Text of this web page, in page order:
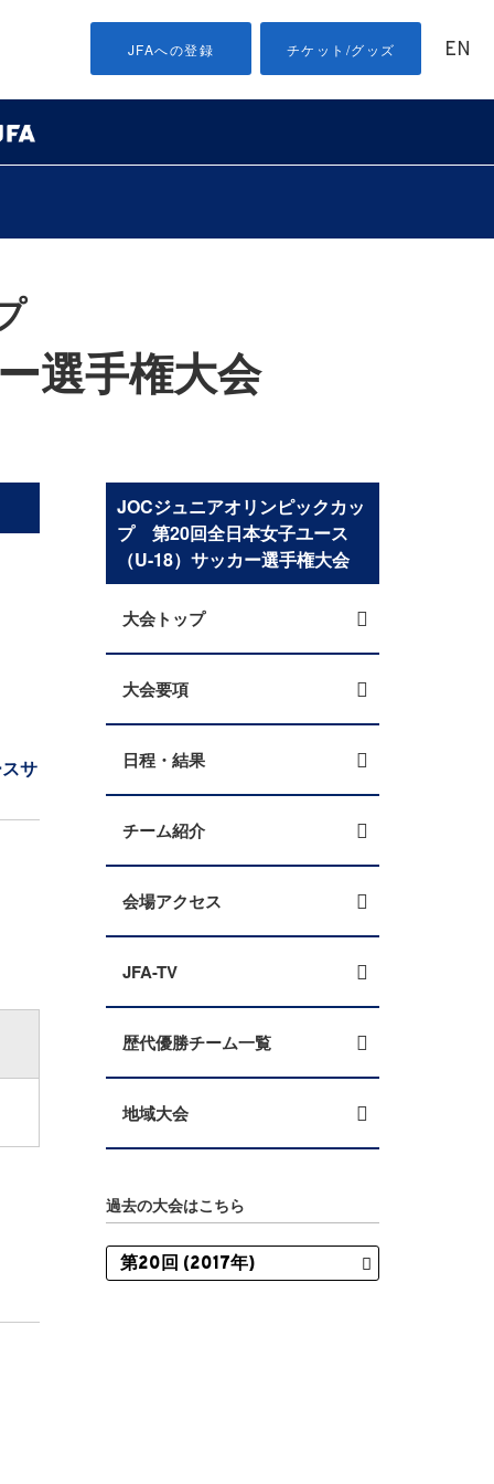
JFAへの登録 チケット/グッズ EN
選手権大会
サ
JOCジュニアオリンピックカッ
プ 第20回全日本女子ユース
（U-18）サッカー選手権大会
大会トップ
大会要項
日程・結果
チーム紹介
会場アクセス
JFA-TV
歴代優勝チーム一覧
地域大会
過去の大会はこちら